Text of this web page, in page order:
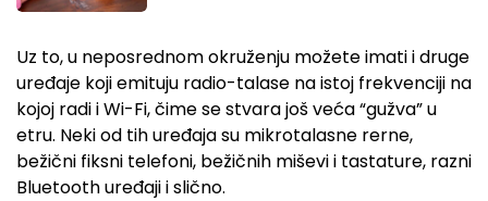
Uz to, u neposrednom okruženju možete imati i druge
uređaje koji emituju radio-talase na istoj frekvenciji na
kojoj radi i Wi-Fi, čime se stvara još veća “gužva” u
etru. Neki od tih uređaja su mikrotalasne rerne,
bežični fiksni telefoni, bežičnih miševi i tastature, razni
Bluetooth uređaji i slično.